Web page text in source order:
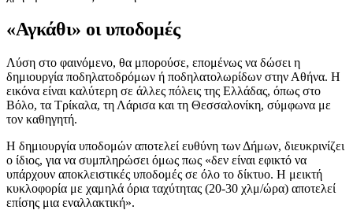
«Αγκάθι» οι υποδομές
Λύση στο φαινόμενο, θα μπορούσε, επομένως να δώσει η
δημιουργία ποδηλατοδρόμων ή ποδηλατολωρίδων στην Αθήνα. Η
εικόνα είναι καλύτερη σε άλλες πόλεις της Ελλάδας, όπως στο
Βόλο, τα Τρίκαλα, τη Λάρισα και τη Θεσσαλονίκη, σύμφωνα με
τον καθηγητή.
Η δημιουργία υποδομών αποτελεί ευθύνη των Δήμων, διευκρινίζει
ο ίδιος, για να συμπληρώσει όμως πως «δεν είναι εφικτό να
υπάρχουν αποκλειστικές υποδομές σε όλο το δίκτυο. Η μεικτή
κυκλοφορία με χαμηλά όρια ταχύτητας (20-30 χλμ/ώρα) αποτελεί
επίσης μια εναλλακτική».